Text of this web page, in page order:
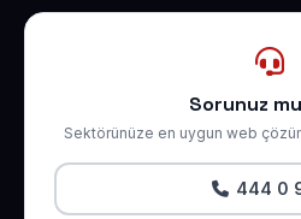
Sorunuz
Sektörünüze en uygun web
444 0